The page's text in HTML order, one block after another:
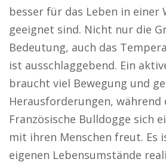
besser für das Leben in einer
geeignet sind. Nicht nur die
Bedeutung, auch das
ist ausschlaggebend. Ein
braucht viel Bewegung und
Herausforderungen, während
Französische Bulldogge sich
mit ihren Menschen freut. Es
eigenen Lebensumstände